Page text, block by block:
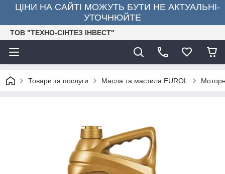
ЦІНИ НА САЙТІ МОЖУТЬ БУТИ НЕ АКТУАЛЬНІ-
УТОЧНЮЙТЕ
ТОВ "ТЕХНО-СІНТЕЗ ІНВЕСТ"
Товари та послуги Масла та мастила EUROL